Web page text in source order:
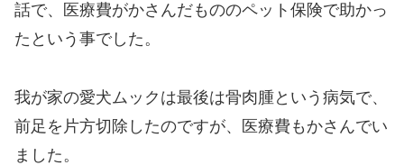
話で、医療費がかさんだもののペット保険で助かっ
たという事でした。
我が家の愛犬ムックは最後は骨肉腫という病気で、
前足を片方切除したのですが、医療費もかさんでい
ました。